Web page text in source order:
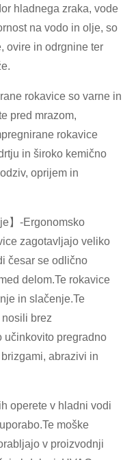
hladnega zraka, vode
na vodo in olje, so
ovire in odrgnine ter
rokavice so varne in
pred mrazom,
rokavice
in široko kemično
oprijem in
】-Ergonomsko
zagotavljajo veliko
česar se odlično
delom.Te rokavice
in slačenje.Te
brez
učinkovito pregradno
abrazivi in
operete v hladni vodi
moške
v proizvodnji